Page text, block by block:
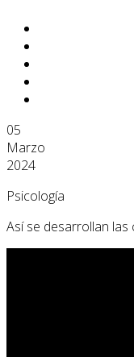
05
Marzo
2024
Psicología
Así se desarrollan